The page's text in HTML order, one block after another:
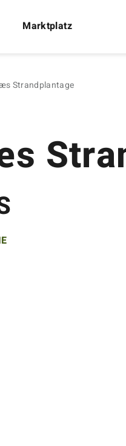
Marktplatz
Strandplantage